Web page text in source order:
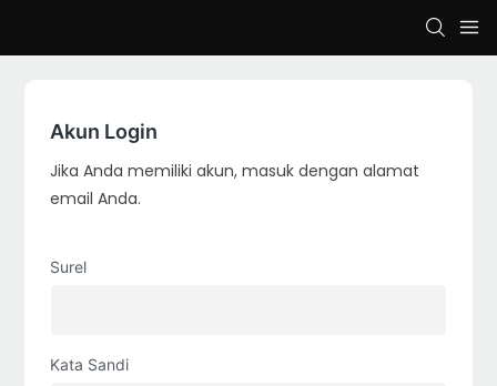
Akun Login
Jika Anda memiliki akun, masuk dengan alamat
email Anda.
Surel
Kata Sandi